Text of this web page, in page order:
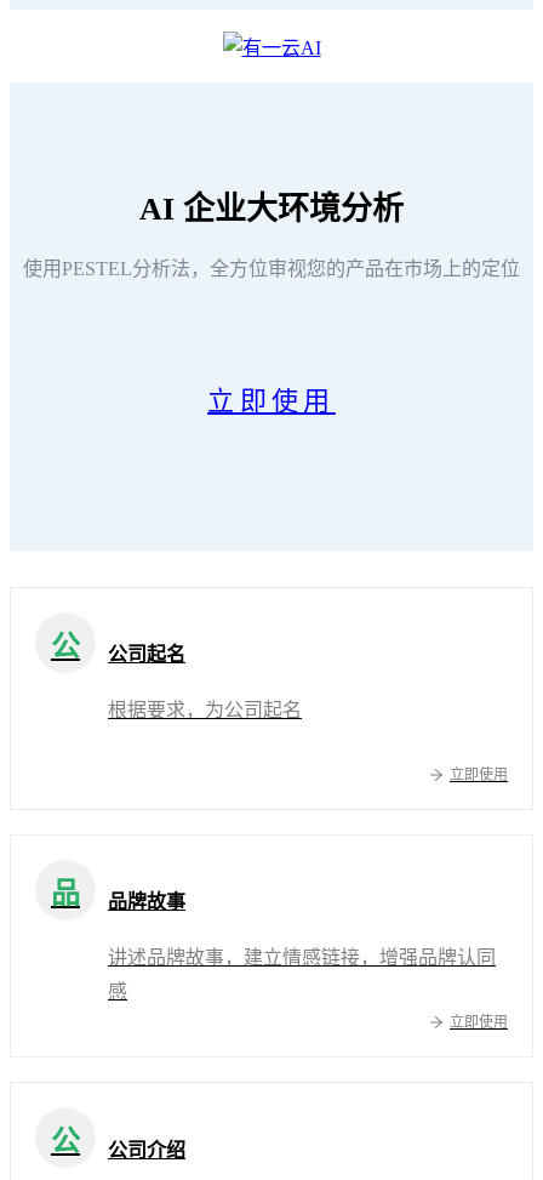
AI 企业大环境分析
使用PESTEL分析法，全方位审视您的产品在市场上的定位
立即使用
公 公司起名
根据要求，为公司起名
立即使用
品 品牌故事
讲述品牌故事，建立情感链接，增强品牌认同
感
立即使用
公 公司介绍